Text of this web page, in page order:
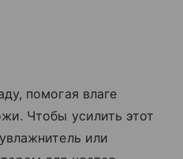
помогая влаге
Чтобы усилить этот
или